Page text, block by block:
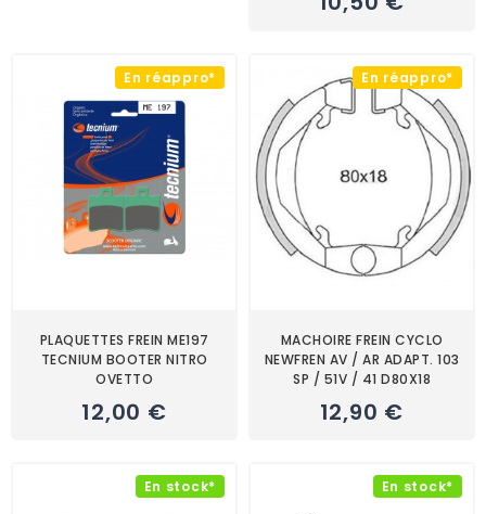
En réappro*
PLAQUETTES FREIN ME197
TECNIUM BOOTER NITRO
OVETTO
12,00 €
En réappro*
MACHOIRE FREIN CYCLO
NEWFREN AV / AR ADAPT. 103
SP / 51V / 41 D80X18
12,90 €
En stock* En stock*